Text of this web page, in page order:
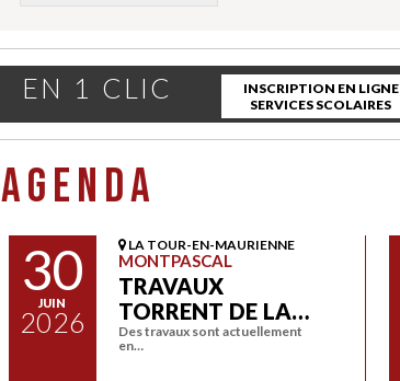
EN 1 CLIC
INSCRIPTION EN LIGNE
SERVICES SCOLAIRES
AGENDA
30
JUIN
2026
LA TOUR-EN-MAURIENNE
MONTPASCAL
TRAVAUX
TORRENT DE LA…
Des travaux sont actuellement
en…